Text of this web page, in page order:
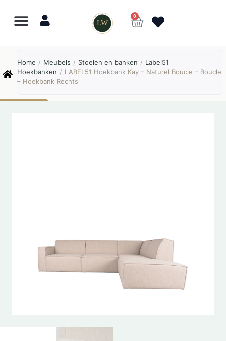
LW
0
Home / Meubels / Stoelen en banken / Label51
Hoekbanken / LABEL51 Hoekbank Kay – Naturel Boucle – Boucle
– Hoekbank Rechts
Online